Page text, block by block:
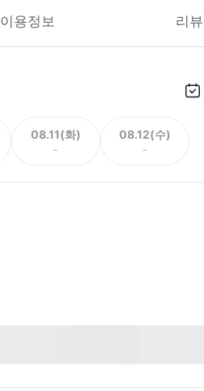
이용정보 리뷰
08.11(화)
-
08.12(수)
-